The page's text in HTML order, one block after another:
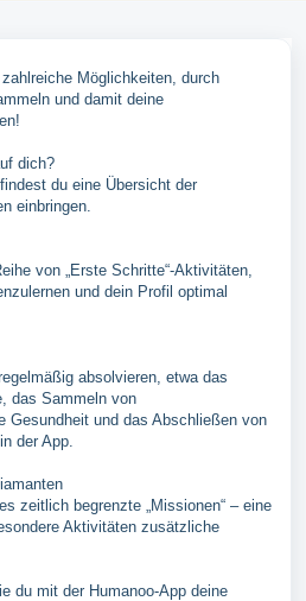
Möglichkeiten, durch
und damit deine
dich?
du eine Übersicht der
einbringen.
von „Erste Schritte“-Aktivitäten,
und dein Profil optimal
absolvieren, etwa das
das Sammeln von
Gesundheit und das Abschließen von
der App.
zeitlich begrenzte „Missionen“ – eine
Aktivitäten zusätzliche
du mit der Humanoo-App deine